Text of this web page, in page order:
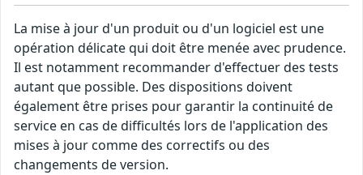
La mise à jour d'un produit ou d'un logiciel est une
opération délicate qui doit être menée avec prudence.
Il est notamment recommander d'effectuer des tests
autant que possible. Des dispositions doivent
également être prises pour garantir la continuité de
service en cas de difficultés lors de l'application des
mises à jour comme des correctifs ou des
changements de version.